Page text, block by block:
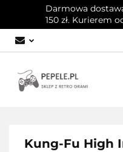
Darmowa
150 zł. Kurierem
Kung-Fu High